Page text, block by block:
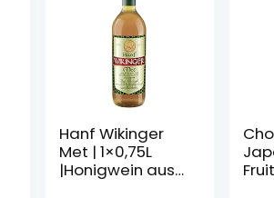
Hanf Wikinger
Met | 1×0,75L
|Honigwein aus